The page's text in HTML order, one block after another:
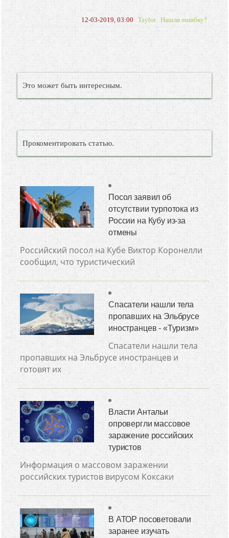
12-03-2019, 03:00 Taylor Нашли ошибку?
Это может быть интересным.
Прокоментировать статью.
Посол заявил об
отсутствии турпотока из
России на Кубу из-за
отмены
Российский посол на Кубе Виктор Коронелли
сообщил, что туристический
Спасатели нашли тела
пропавших на Эльбрусе
иностранцев - «Туризм»
Спасатели нашли тела
пропавших на Эльбрусе иностранцев и
готовят их
Власти Антальи
опровергли массовое
заражение российских
туристов
Информация о массовом заражении
российских туристов вирусом Коксаки
В АТОР посоветовали
заранее изучать